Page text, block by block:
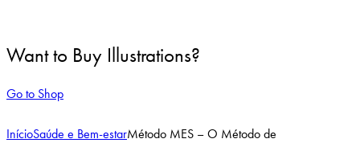
Want to Buy Illustrations?
Go to Shop
InícioSaúde e Bem-estarMétodo MES – O Método de